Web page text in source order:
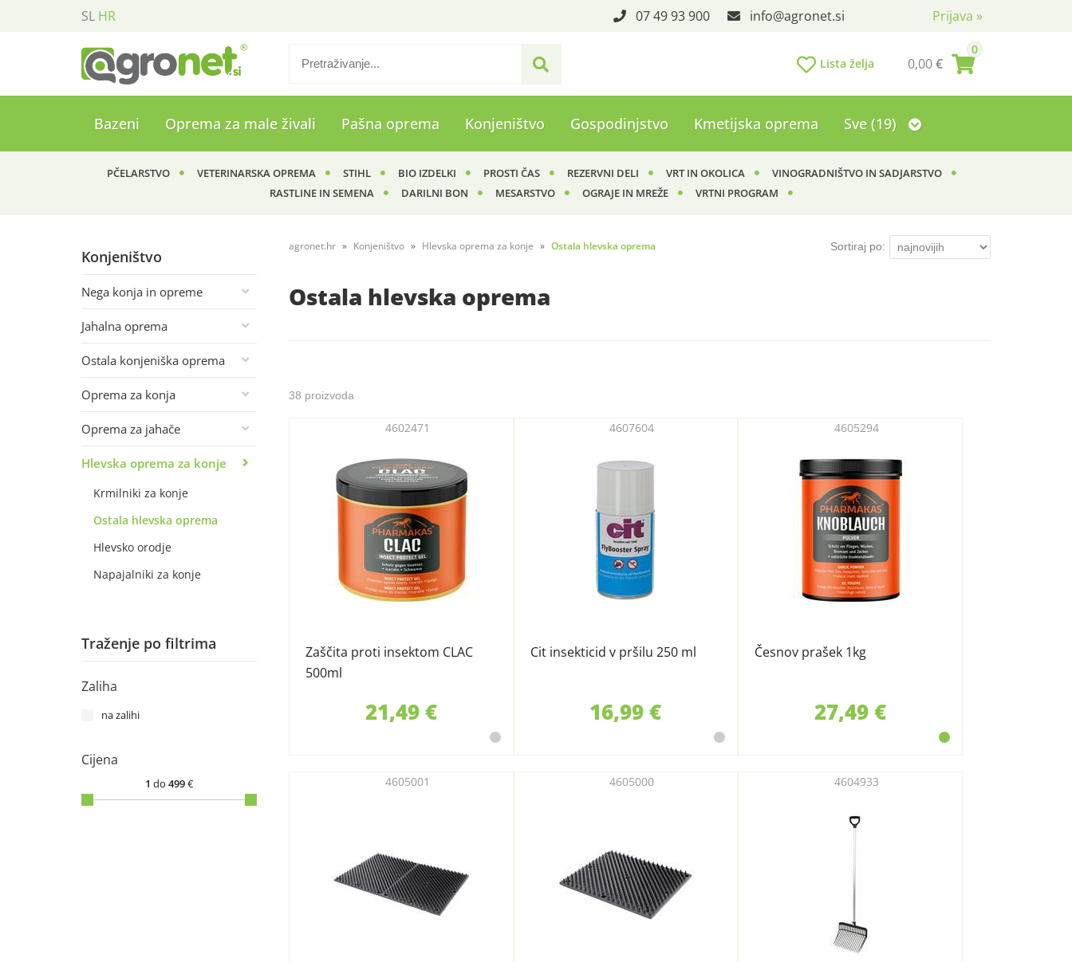
SL HR Prijava »
07 49 93 900 info agronet.si
0
0,00€
Lista želja
Bazeni Oprema za male živali Pašna oprema Konjeništvo Gospodinjstvo Kmetijska oprema Sve (19)
PČELARSTVO VETERINARSKA OPREMA STIHL BIO IZDELKI PROSTI ČAS REZERVNI DELI VRT IN OKOLICA
VINOGRADNIŠTVO IN SADJARSTVO
RASTLINE IN SEMENA
DARILNI BON MESARSTVO OGRAJE IN MREŽE VRTNI PROGRAM
Konjeništvo
Nega konja in opreme
Jahalna oprema
Ostala konjeniška oprema
Oprema za konja
Oprema za jahače
Hlevska oprema za konje
Krmilniki za konje
Ostala hlevska oprema
Hlevsko orodje
Napajalniki za konje
Traženje po filtrima
Zaliha
na zalihi
Cijena
1 do 499€
agronet.hr Konjeništvo Hlevska oprema za konje Ostala hlevska oprema Sortiraj po:
Ostala hlevska oprema
38 proizvoda
Zaščita proti insektom CLAC
500ml
4602471
21,49 €
Cit insekticid v pršilu 250 ml
4607604
16,99 €
Česnov prašek 1kg
4605294
27,49 €
4605001 4605000 4604933